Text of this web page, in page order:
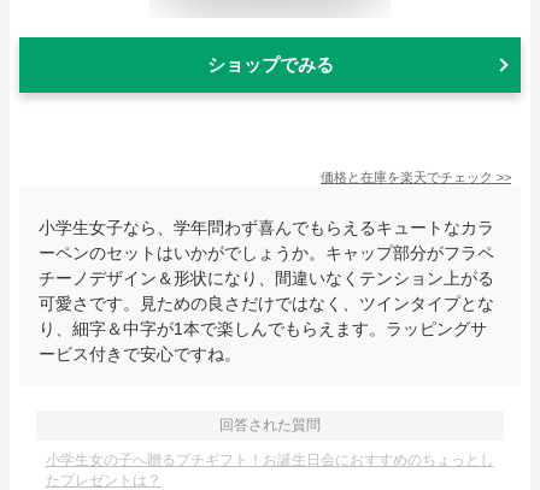
ショップでみる
価格と在庫を楽天でチェック >>
小学生女子なら、学年問わず喜んでもらえるキュートなカラ
ーペンのセットはいかがでしょうか。キャップ部分がフラペ
チーノデザイン＆形状になり、間違いなくテンション上がる
可愛さです。見ための良さだけではなく、ツインタイプとな
り、細字＆中字が1本で楽しんでもらえます。ラッピングサ
ービス付きで安心ですね。
回答された質問
小学生女の子へ贈るプチギフト！お誕生日会におすすめのちょっとし
たプレゼントは？